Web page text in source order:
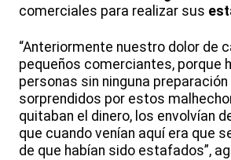
comerciales para realizar sus
“Anteriormente nuestro dolor de
pequeños comerciantes, porque
personas sin ninguna preparación
sorprendidos por estos
quitaban el dinero, los envolvían
que cuando venían aquí era que
de que habían sido estafados”,